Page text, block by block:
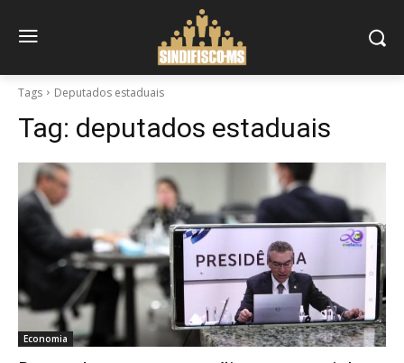
Tags Deputados estaduais
Tag: deputados estaduais
Economia